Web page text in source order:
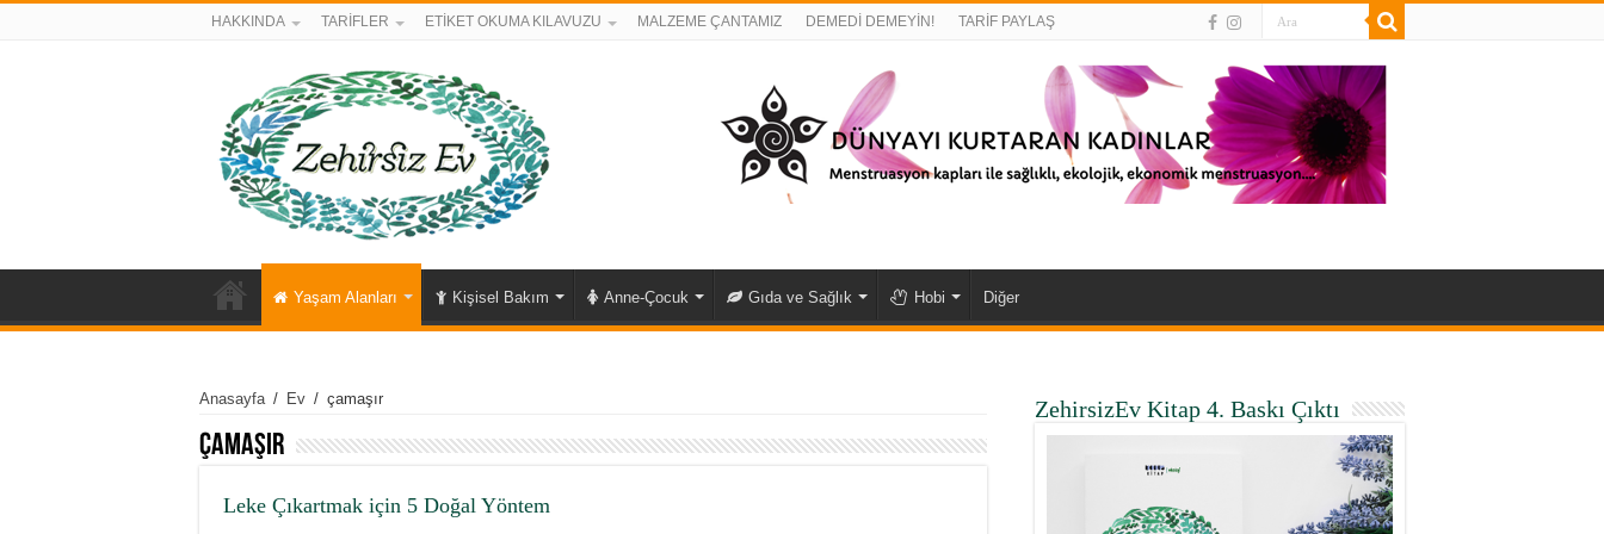
HAKKINDA TARİFLER ETİKET OKUMA KILAVUZU MALZEME ÇANTAMIZ DEMEDİ DEMEYİN! TARİF PAYLAŞ
Yaşam Alanları Kişisel Bakım Anne-Çocuk Gıda ve Sağlık Hobi Diğer
Anasayfa / Ev / çamaşır
çamaşır
Leke Çıkartmak için 5 Doğal Yöntem
ZehirsizEv Kitap 4. Baskı Çıktı